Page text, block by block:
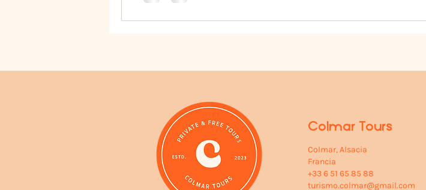
Colmar Tours
Colmar, Alsacia
Francia
+33 6 51 65 85 88
turismo.colmar@gmail.com